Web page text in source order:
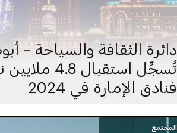
دائرة الثقافة والسياحة –
تُسجِّل استقبال
فنادق الإمارة في 2024
المجتمع